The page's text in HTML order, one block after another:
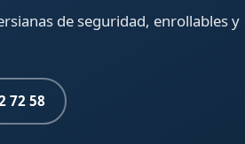
de seguridad, enrollables y
72 58